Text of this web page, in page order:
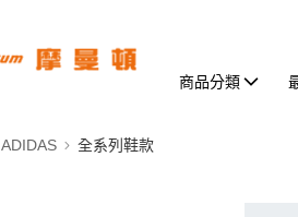
商品分類
ADIDAS 全系列鞋款